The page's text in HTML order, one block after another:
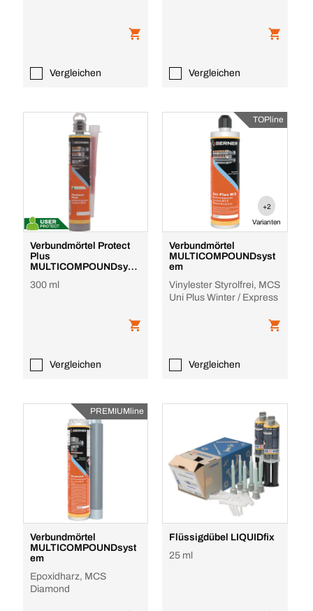
Vergleichen Vergleichen
Verbundmörtel Protect
Plus
MULTICOMPOUNDsyst
300 ml
Vergleichen
TOPline
+2
Varianten
Verbundmörtel
MULTICOMPOUNDsyst
em
Vinylester Styrolfrei, MCS
Uni Plus Winter / Express
Vergleichen
PREMIUMline
Verbundmörtel
MULTICOMPOUNDsyst
em
Epoxidharz, MCS
Diamond
Flüssigdübel LIQUIDfix
25 ml